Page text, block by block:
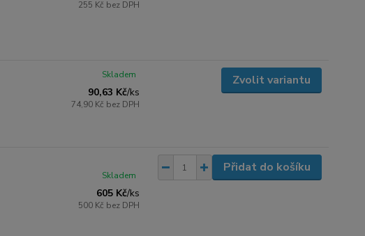
255 Kč bez DPH
90,63 Kč/ks
74,90 Kč bez DPH
Skladem Zvolit variantu
605 Kč/ks
500 Kč bez DPH
Skladem
Přidat do košíku